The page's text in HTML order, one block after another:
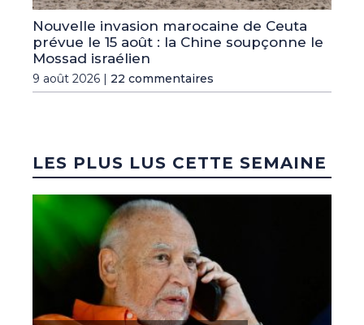
Nouvelle invasion marocaine de Ceuta
prévue le 15 août : la Chine soupçonne le
Mossad israélien
9 août 2026 | 22 commentaires
LES PLUS LUS CETTE SEMAINE